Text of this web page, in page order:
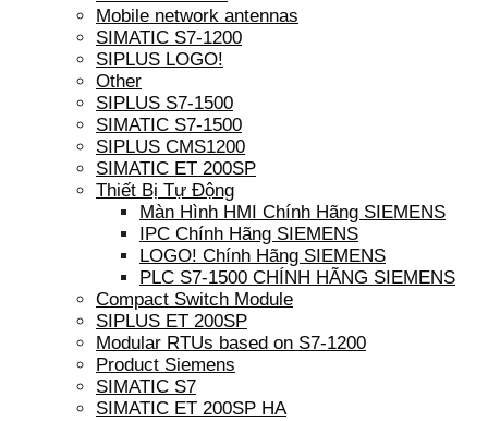
Mobile network antennas
SIMATIC S7-1200
SIPLUS LOGO!
Other
SIPLUS S7-1500
SIMATIC S7-1500
SIPLUS CMS1200
SIMATIC ET 200SP
Thiết Bị Tự Động
Màn Hình HMI Chính Hãng SIEMENS
IPC Chính Hãng SIEMENS
LOGO! Chính Hãng SIEMENS
PLC S7-1500 CHÍNH HÃNG SIEMENS
Compact Switch Module
SIPLUS ET 200SP
Modular RTUs based on S7-1200
Product Siemens
SIMATIC S7
SIMATIC ET 200SP HA